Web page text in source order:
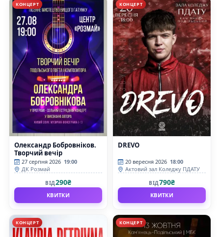
КОНЦЕРТ
Олександр Бобровніков.
Творчий вечір
27 серпня 2026 19:00
ДК Розмай
ВІД290₴
КВИТКИ
КОНЦЕРТ
DREVO
20 вересня 2026 18:00
Актовий зал Коледжу ПДАТУ
ВІД790₴
КВИТКИ
КОНЦЕРТ КОНЦЕРТ